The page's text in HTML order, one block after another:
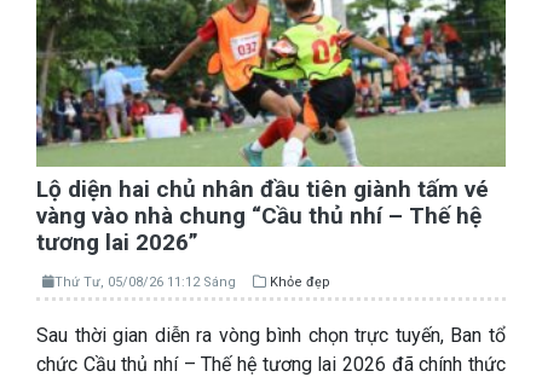
Lộ diện hai chủ nhân đầu tiên giành tấm vé
vàng vào nhà chung “Cầu thủ nhí – Thế hệ
tương lai 2026”
Thứ Tư, 05/08/26 11:12 Sáng Khỏe đẹp
Sau thời gian diễn ra vòng bình chọn trực tuyến, Ban tổ
chức Cầu thủ nhí – Thế hệ tương lai 2026 đã chính thức